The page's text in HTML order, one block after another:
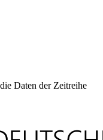
Daten der Zeitreihe